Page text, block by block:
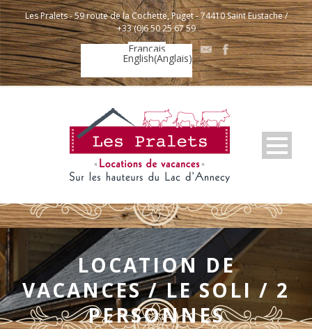
Les Pralets - 59 route de la Cochette, Puget - 74410 Saint Eustache /
+33 (0)6 50 25 67 59
Français
English(Anglais)
LOCATION DE
VACANCES / LE SOLI / 2
PERSONNES